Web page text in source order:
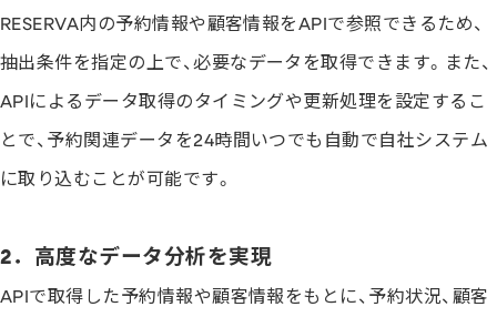
RESERVA内の予約情報や顧客情報をAPIで参照できるため、
抽出条件を指定の上で、必要なデータを取得できます。また、
APIによるデータ取得のタイミングや更新処理を設定するこ
とで、予約関連データを24時間いつでも自動で自社システム
に取り込むことが可能です。
2．高度なデータ分析を実現
APIで取得した予約情報や顧客情報をもとに、予約状況、顧客